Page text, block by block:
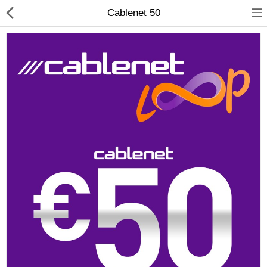
Compare
Λίστα Αγαπημένων
Languages
Currency
Cablenet 50